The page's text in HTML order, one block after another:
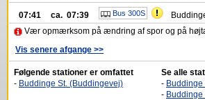
07:41 ca. 07:39 Bus 300S
Vær opmærksom på ændring af spor og på
Vis senere afgange >>
Følgende stationer er omfattet
- Buddinge St. (Buddingevej)
Se alle
-
-